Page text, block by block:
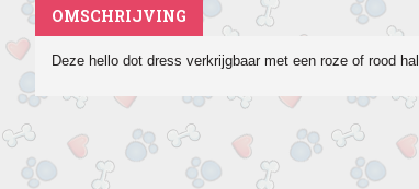
OMSCHRIJVING
Deze hello dot dress verkrijgbaar met een roze of rood